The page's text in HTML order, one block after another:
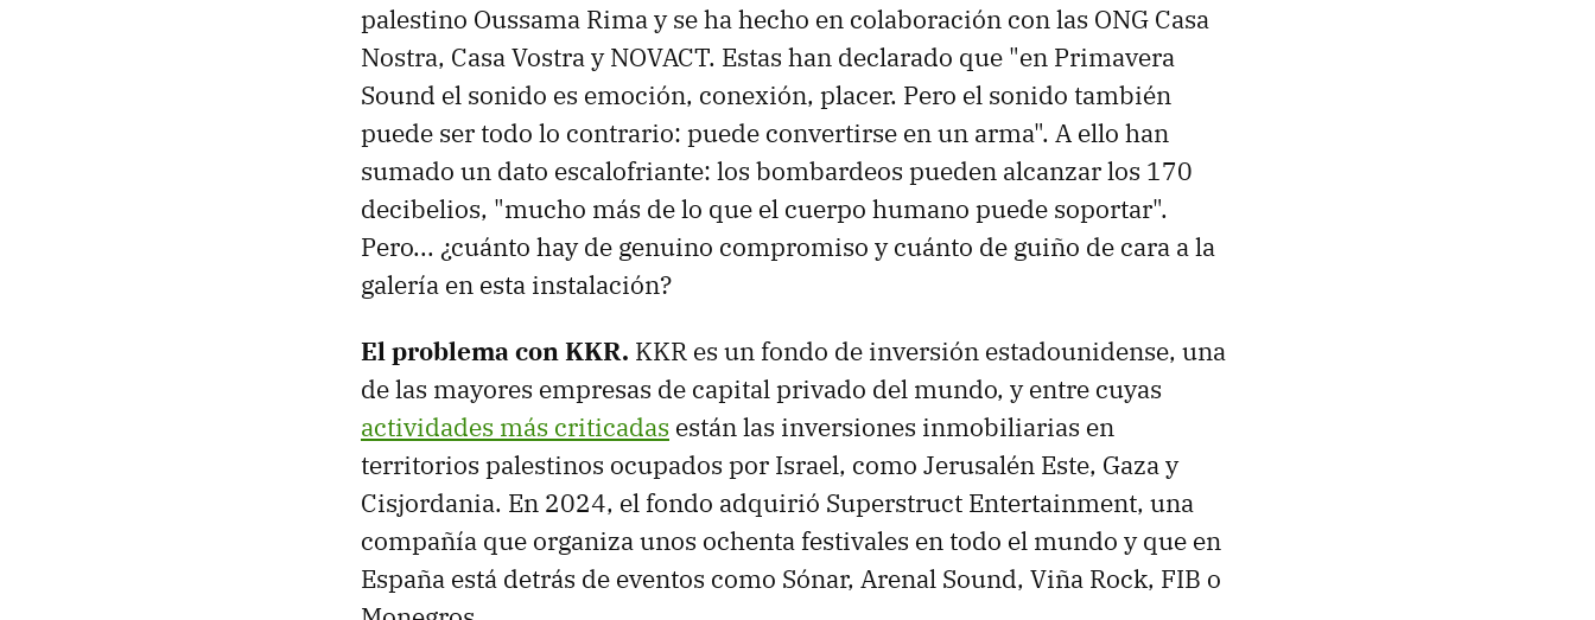
palestino Oussama Rima y se ha hecho en colaboración con las ONG Casa
Nostra, Casa Vostra y NOVACT. Estas han declarado que "en Primavera
Sound el sonido es emoción, conexión, placer. Pero el sonido también
puede ser todo lo contrario: puede convertirse en un arma". A ello han
sumado un dato escalofriante: los bombardeos pueden alcanzar los 170
decibelios, "mucho más de lo que el cuerpo humano puede soportar".
Pero... ¿cuánto hay de genuino compromiso y cuánto de guiño de cara a la
galería en esta instalación?
El problema con KKR. KKR es un fondo de inversión estadounidense, una
de las mayores empresas de capital privado del mundo, y entre cuyas
actividades más criticadas están las inversiones inmobiliarias en
territorios palestinos ocupados por Israel, como Jerusalén Este, Gaza y
Cisjordania. En 2024, el fondo adquirió Superstruct Entertainment, una
compañía que organiza unos ochenta festivales en todo el mundo y que en
España está detrás de eventos como Sónar, Arenal Sound, Viña Rock, FIB o